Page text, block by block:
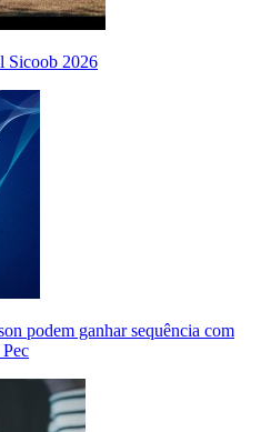
Sicoob 2026
podem ganhar sequência com